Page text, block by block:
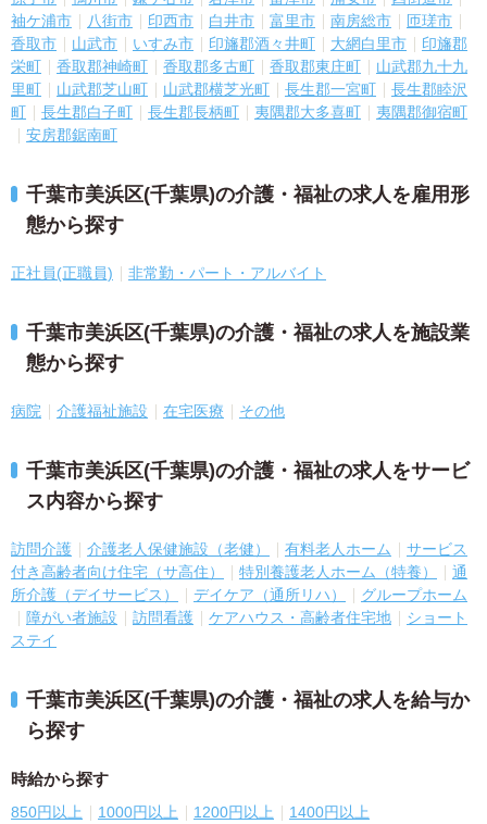
袖ケ浦市
八街市 印西市 白井市 富里市 南房総市
匝瑳市
香取市
山武市 いすみ市 印旛郡酒々井町 大網白里市
印旛郡
栄町
香取郡神崎町 香取郡多古町 香取郡東庄町
山武郡九十九
里町
山武郡芝山町 山武郡横芝光町 長生郡一宮町
長生郡睦沢
町
長生郡白子町 長生郡長柄町 夷隅郡大多喜町
夷隅郡御宿町
安房郡鋸南町
千葉市美浜区(千葉県)の介護・福祉の求人を雇用形
態から探す
正社員(正職員) 非常勤・パート・アルバイト
千葉市美浜区(千葉県)の介護・福祉の求人を施設業
態から探す
病院 介護福祉施設 在宅医療 その他
千葉市美浜区(千葉県)の介護・福祉の求人をサービ
ス内容から探す
訪問介護 介護老人保健施設（老健） 有料老人ホーム
サービス
付き高齢者向け住宅（サ高住）
特別養護老人ホーム（特養）
通
所介護（デイサービス）
デイケア（通所リハ）
グループホーム
障がい者施設
訪問看護 ケアハウス・高齢者住宅地
ショート
ステイ
千葉市美浜区(千葉県)の介護・福祉の求人を給与か
ら探す
時給から探す
850円以上 1000円以上 1200円以上 1400円以上